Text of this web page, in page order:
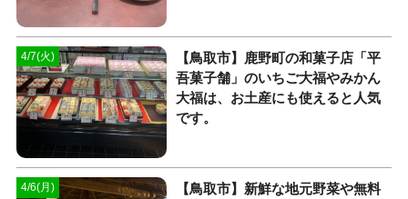
4/7(火)
【鳥取市】鹿野町の和菓子店「平
吾菓子舗」のいちご大福やみかん
大福は、お土産にも使えると人気
です。
4/6(月)
【鳥取市】新鮮な地元野菜や無料